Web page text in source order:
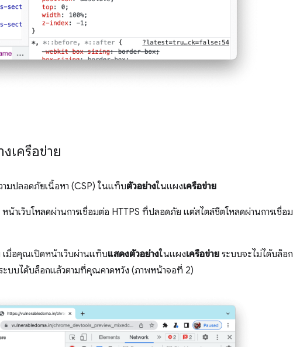
เครือข่าย
มปลอดภัยเนื้อหา (CSP) ในแท็บตัวอย่างในแผงเครือข่าย
หน้าเว็บโหลดผ่านการเชื่อมต่อ HTTPS ที่ปลอดภัย แต่สไตล์ชีตโหลดผ่านการเชื่อม
เมื่อคุณเปิดหน้าเว็บผ่านแท็บแสดงตัวอย่างในแผงเครือข่าย ระบบจะไม่ได้บล็อก
บบได้บล็อกแล้วตามที่คุณคาดหวัง (ภาพหน้าจอที่ 2)